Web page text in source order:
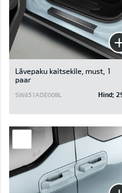
Lävepaku kaitsekile, must, 1
paar
SW451ADE00BL Hind: